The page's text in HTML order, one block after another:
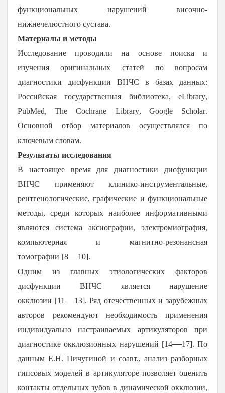
функциональных нарушений височно-
нижнечелюстного сустава.
Материалы и методы
Исследование проводили на основе поиска и
изучения оригинальных статей по вопросам
диагностики дисфункции ВНЧС в базах данных:
Российская государственная библиотека, eLibrary,
PubMed,The Cochrane Library, Google Scholar.
Основной отбор материалов осуществлялся по
ключевым словам.
Результаты исследования
В настоящее время для диагностики дисфункции
ВНЧС применяют клинико-инструментальные,
рентгенологические, графические и функциональные
методы, среди которых наиболее информативными
являются система аксиографии, электромиография,
компьютерная и магнитно-резонансная
томографии [8―10].
Одним из главных этиологических факторов
дисфункции ВНЧС является нарушение
окклюзии [11―13]. Ряд отечественных и зарубежных
авторов рекомендуют необходимость применения
индивидуально настраиваемых артикуляторов при
диагностике окклюзионных нарушений [14―17]. По
данным Е.Н. Пичугиной и соавт., анализ разборных
гипсовых моделей в артикуляторе позволяет оценить
контакты отдельных зубов в динамической окклюзии,